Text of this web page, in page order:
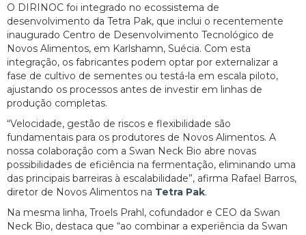
O DIRINOC foi integrado no ecossistema de
desenvolvimento da Tetra Pak, que inclui o recentemente
inaugurado Centro de Desenvolvimento Tecnológico de
Novos Alimentos, em Karlshamn, Suécia. Com esta
integração, os fabricantes podem optar por externalizar a
fase de cultivo de sementes ou testá-la em escala piloto,
ajustando os processos antes de investir em linhas de
produção completas.
“Velocidade, gestão de riscos e flexibilidade são
fundamentais para os produtores de Novos Alimentos. A
nossa colaboração com a Swan Neck Bio abre novas
possibilidades de eficiência na fermentação, eliminando uma
das principais barreiras à escalabilidade”, afirma Rafael Barros,
diretor de Novos Alimentos na Tetra Pak.
Na mesma linha, Troels Prahl, cofundador e CEO da Swan
Neck Bio, destaca que “ao combinar a experiência da Swan